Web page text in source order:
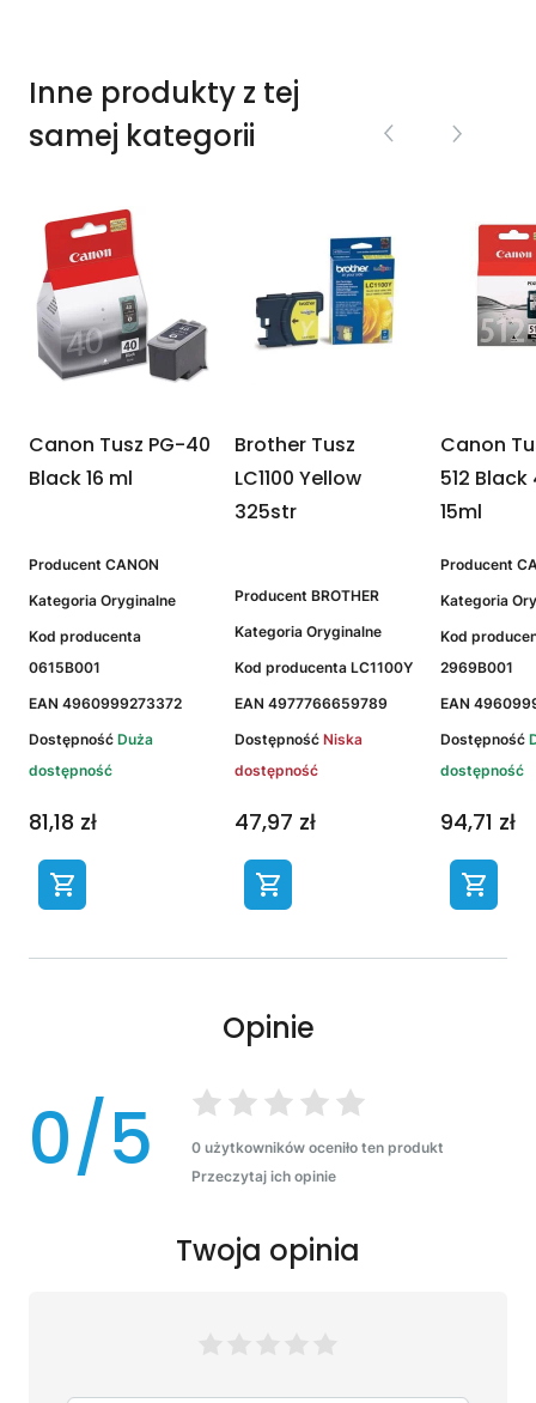
Inne produkty z tej
samej kategorii
Canon Tusz PG-40
Black 16 ml
Producent CANON
Kategoria Oryginalne
Kod producenta
0615B001
EAN 4960999273372
Dostępność Duża
dostępność
81,18 zł
Brother Tusz
LC1100 Yellow
325str
Producent BROTHER
Kategoria Oryginalne
Kod producenta LC1100Y
EAN 4977766659789
Dostępność Niska
dostępność
47,97 zł
Canon
512
15ml
Producent
Kategoria
Kod
2969B001
EAN
Dostępność
dostępność
94,71 zł
Opinie
0/5
0 użytkowników oceniło ten produkt
Przeczytaj ich opinie
Twoja opinia